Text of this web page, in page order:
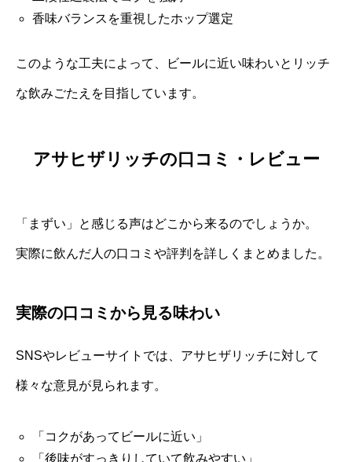
香味バランスを重視したホップ選定
このような工夫によって、ビールに近い味わいとリッチ
な飲みごたえを目指しています。
アサヒザリッチの口コミ・レビュー
「まずい」と感じる声はどこから来るのでしょうか。
実際に飲んだ人の口コミや評判を詳しくまとめました。
実際の口コミから見る味わい
SNSやレビューサイトでは、アサヒザリッチに対して
様々な意見が見られます。
「コクがあってビールに近い」
「後味がすっきりしていて飲みやすい」